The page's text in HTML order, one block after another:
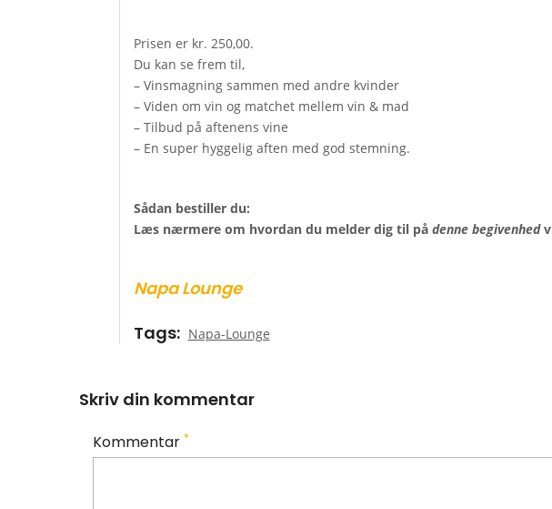
Prisen er kr. 250,00.
Du kan se frem til,
– Vinsmagning sammen med andre kvinder
– Viden om vin og matchet mellem vin & mad
– Tilbud på aftenens vine
– En super hyggelig aften med god stemning.
Sådan bestiller du:
Læs nærmere om hvordan du melder dig til på denne begivenhed
Napa Lounge
Tags
Napa-Lounge
Skriv din kommentar
Kommentar *